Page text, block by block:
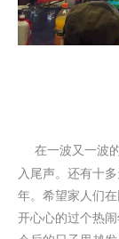
在一波又一波
入尾声。还有十
年。希望家人们
开心心的过个热